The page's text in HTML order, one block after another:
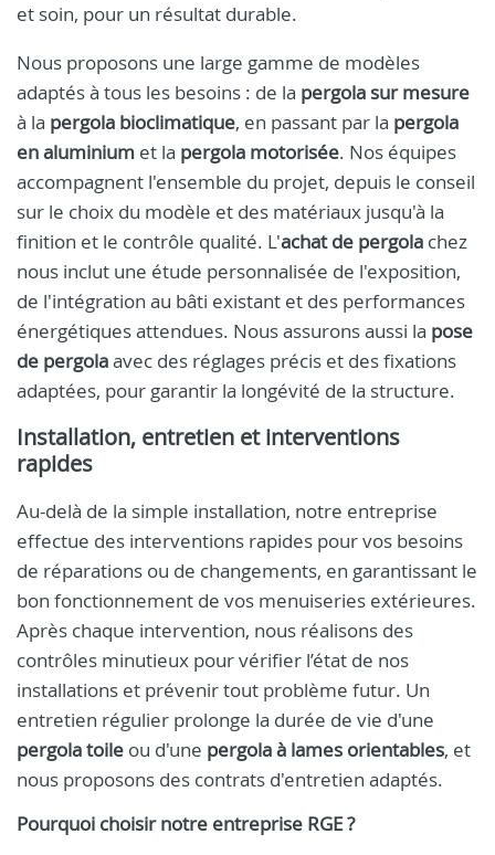
et soin, pour un résultat durable.
Nous proposons une large gamme de modèles
adaptés à tous les besoins : de la pergola sur mesure
à la pergola bioclimatique, en passant par la pergola
en aluminium et la pergola motorisée. Nos équipes
accompagnent l'ensemble du projet, depuis le conseil
sur le choix du modèle et des matériaux jusqu'à la
finition et le contrôle qualité. L'achat de pergola chez
nous inclut une étude personnalisée de l'exposition,
de l'intégration au bâti existant et des performances
énergétiques attendues. Nous assurons aussi la pose
de pergolaavec des réglages précis et des fixations
adaptées, pour garantir la longévité de la structure.
Installation, entretien et interventions
rapides
Au-delà de la simple installation, notre entreprise
effectue des interventions rapides pour vos besoins
de réparations ou de changements, en garantissant le
bon fonctionnement de vos menuiseries extérieures.
Après chaque intervention, nous réalisons des
contrôles minutieux pour vérifier l’état de nos
installations et prévenir tout problème futur. Un
entretien régulier prolonge la durée de vie d'une
pergola toile ou d'une pergola à lames orientables, et
nous proposons des contrats d'entretien adaptés.
Pourquoi choisir notre entreprise RGE ?